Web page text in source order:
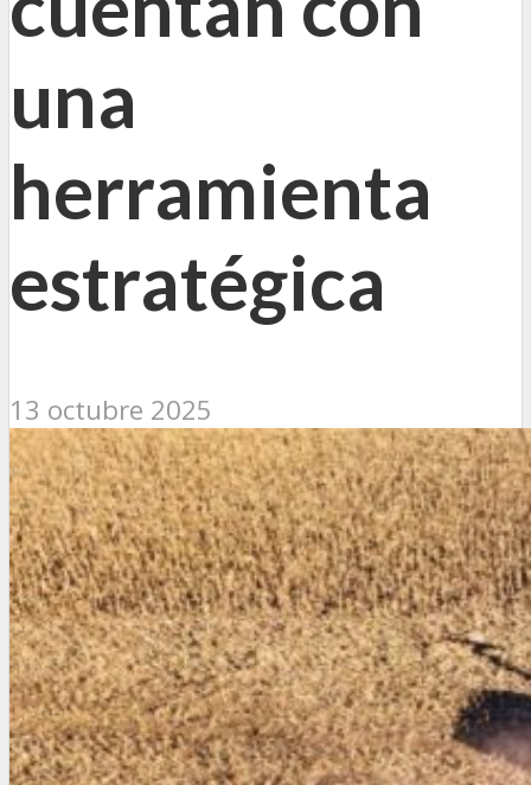
una
herramienta
estratégica
13 octubre 2025